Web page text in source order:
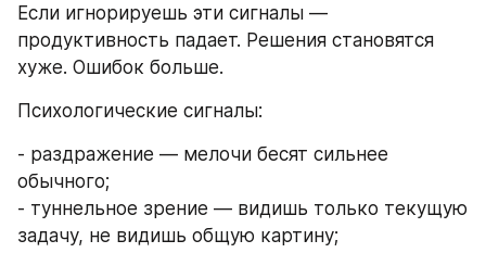
Если игнорируешь эти сигналы —
продуктивность падает. Решения становятся
хуже. Ошибок больше.
Психологические сигналы:
- раздражение — мелочи бесят сильнее
обычного;
- туннельное зрение — видишь только текущую
задачу, не видишь общую картину;